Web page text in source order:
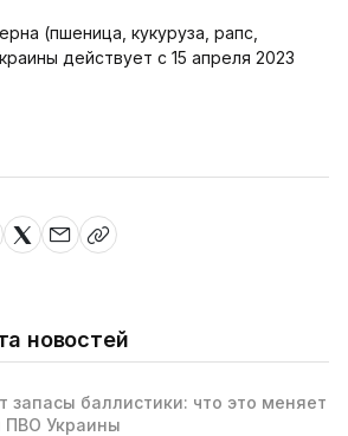
(пшеница, кукуруза, рапс,
действует с 15 апреля 2023
новостей
запасы баллистики: что это меняет
ПВО Украины